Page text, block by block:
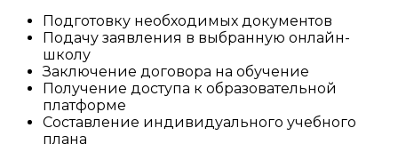
Подготовку необходимых документов
Подачу заявления в выбранную онлайн-
школу
Заключение договора на обучение
Получение доступа к образовательной
платформе
Составление индивидуального учебного
плана